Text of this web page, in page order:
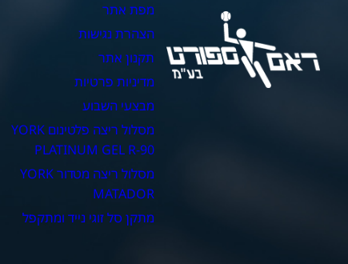
מפת אתר
הצהרת נגישות
תקנון אתר
מדיניות פרטיות
מבצעי השבוע
מסלול ריצה פלטינום YORK
PLATINUM GEL R-90
מסלול ריצה מטדור YORK
MATADOR
מתקן סל זוגי נייד ומתקפל